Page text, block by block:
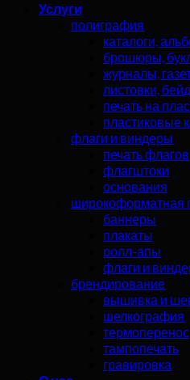
Услуги
полиграфия
каталоги,
брошюры,
журналы,
листовки,
печать на
пластиковые
флаги и виндеры
печать флагов
флагштоки
основания
широкоформатная
баннеры
плакаты
ролл-апы
флаги и
брендирование
вышивка и
шелкография
термоперенос
тампопечать
гравировка